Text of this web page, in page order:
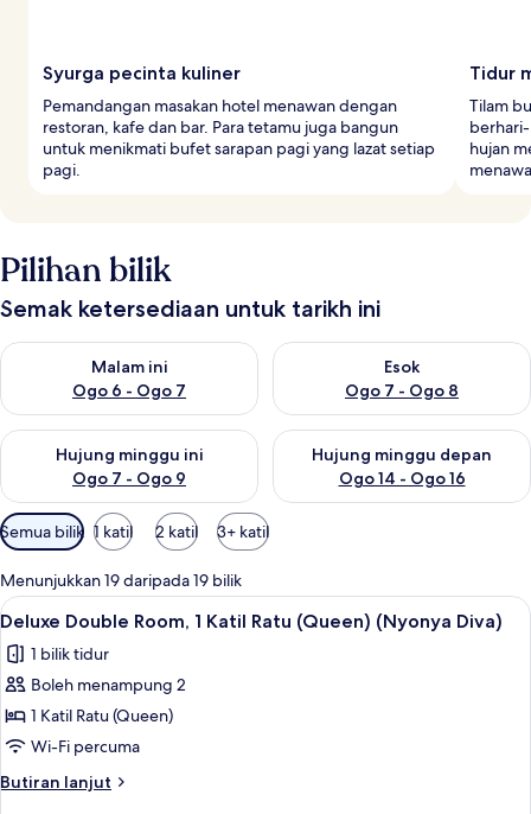
Syurga pecinta kuliner
Pemandangan masakan hotel menawan dengan
restoran, kafe dan bar. Para tetamu juga bangun
untuk menikmati bufet sarapan pagi yang lazat setiap
pagi.
Tidur
Tilam
hujan
Pilihan bilik
Semak ketersediaan untuk tarikh ini
Malam ini
Ogo 6 - Ogo 7
Semak ketersediaan untuk malam ini Ogo 6 - Ogo 7
Esok
Ogo 7 - Ogo 8
Semak ketersediaan untuk
Hujung minggu ini
Ogo 7 - Ogo 9
Semak ketersediaan untuk hujung minggu ini Ogo 7 - Ogo 9
Hujung minggu depan
Ogo 14 - Ogo 16
Semak ketersediaan untuk
Penapis
yang
tersedia
untuk
bilik
Semua bilik 1 katil 2 katil 3+ katil
Menunjukkan 19 daripada 19 bilik
Lihat
semua
foto
untuk
Deluxe
Double
Room,
1
Deluxe Double Room, 1 Katil Ratu
1
Deluxe Double Room, 1 Katil Ratu (Queen) (Nyonya Diva)
1 bilik tidur
Boleh menampung 2
1 Katil Ratu (Queen)
Wi-Fi percuma
Butiran lanjut
Butiran